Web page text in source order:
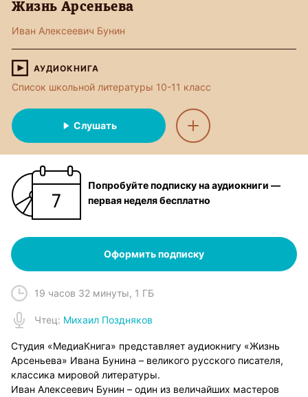
Жизнь Арсеньева
Иван Алексеевич Бунин
АУДИОКНИГА
Список школьной литературы 10-11 класс
Слушать
Попробуйте подписку на аудиокниги —
первая неделя бесплатно
Оформить подписку
19 часов 32 минуты, 1 ГБ
Чтец: Михаил Поздняков
Студия «МедиаКнига» представляет аудиокнигу «Жизнь
Арсеньева» Ивана Бунина – великого русского писателя,
классика мировой литературы.
Иван Алексеевич Бунин – один из величайших мастеров